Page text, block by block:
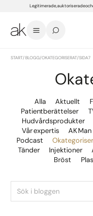
Legitimerade, auktoriserade
START/BLOGG/OKATEGORISERAT/SIDA 7
Alla Aktuellt
Patientberättelser
Hudvårdsprodukter
Vår expertis
AK Man
Podcast
Tänder
Injektioner
Bröst